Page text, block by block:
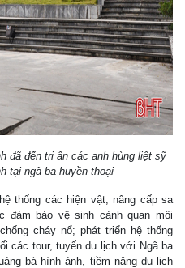
đã đến tri ân các anh hùng liệt sỹ
tại ngã ba huyền thoại
thống các hiện vật, nâng cấp sa
đảm bảo vệ sinh cảnh quan môi
cháy nổ; phát triển hệ thống
các tour, tuyến du lịch với Ngã ba
bá hình ảnh, tiềm năng du lịch